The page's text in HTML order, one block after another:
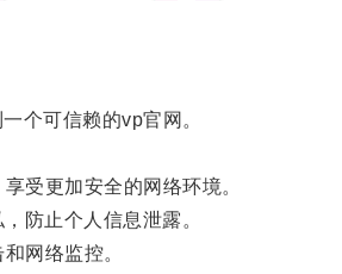
个可信赖的vp官网。
受更加安全的网络环境。
防止个人信息泄露。
网络监控。